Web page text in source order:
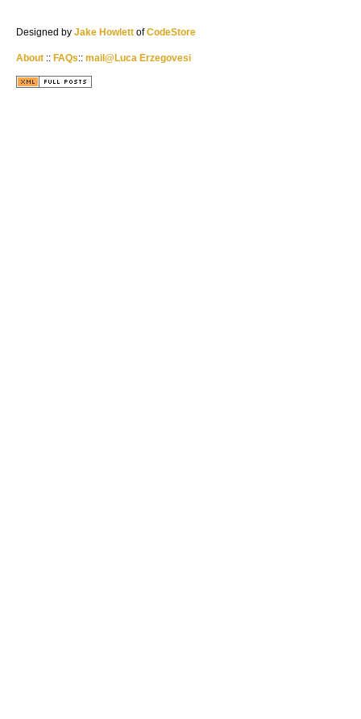
Designed by Jake Howlett ofCodeStore
About :: FAQs:: mail@Luca Erzegovesi